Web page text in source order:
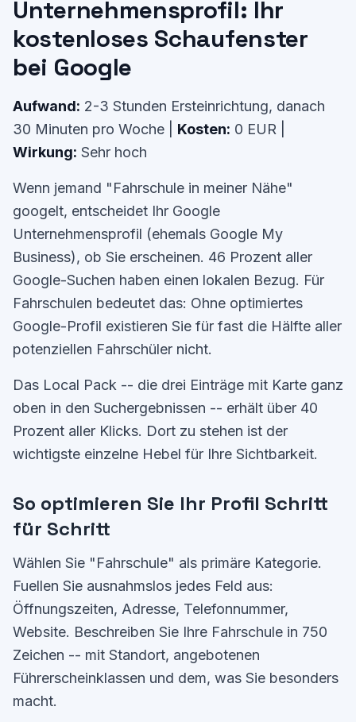
Unternehmensprofil: Ihr
kostenloses Schaufenster
bei Google
Aufwand: 2-3 Stunden Ersteinrichtung, danach
30 Minuten pro Woche | Kosten: 0 EUR |
Wirkung: Sehr hoch
Wenn jemand "Fahrschule in meiner Nähe"
googelt, entscheidet Ihr Google
Unternehmensprofil (ehemals Google My
Business), ob Sie erscheinen. 46 Prozent aller
Google-Suchen haben einen lokalen Bezug. Für
Fahrschulen bedeutet das: Ohne optimiertes
Google-Profil existieren Sie für fast die Hälfte aller
potenziellen Fahrschüler nicht.
Das Local Pack -- die drei Einträge mit Karte ganz
oben in den Suchergebnissen -- erhält über 40
Prozent aller Klicks. Dort zu stehen ist der
wichtigste einzelne Hebel für Ihre Sichtbarkeit.
So optimieren Sie Ihr Profil Schritt
für Schritt
Wählen Sie "Fahrschule" als primäre Kategorie.
Fuellen Sie ausnahmslos jedes Feld aus:
Öffnungszeiten, Adresse, Telefonnummer,
Website. Beschreiben Sie Ihre Fahrschule in 750
Zeichen -- mit Standort, angebotenen
Führerscheinklassen und dem, was Sie besonders
macht.